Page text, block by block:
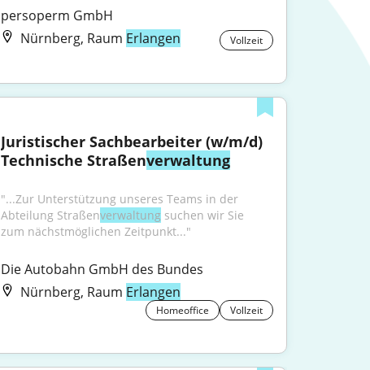
persoperm GmbH
Nürnberg, Raum Erlangen Vollzeit
Juristischer Sachbearbeiter (w/m/d)
Technische Straßenverwaltung
"...Zur Unterstützung unseres Teams in der
Abteilung Straßen­verwaltung suchen wir Sie
zum nächst­möglichen Zeitpunkt..."
Die Autobahn GmbH des Bundes
Nürnberg, Raum Erlangen
Homeoffice Vollzeit